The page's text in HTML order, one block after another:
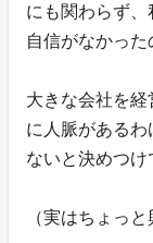
にも関わらず、
自信がなかった
大きな会社を
に人脈がある
ないと決めつけ
（実はちょっ